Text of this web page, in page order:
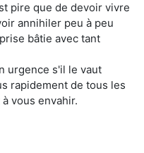
pire que de devoir vivre
annihiler peu à peu
bâtie avec tant
urgence s'il le vaut
rapidement de tous les
vous envahir.